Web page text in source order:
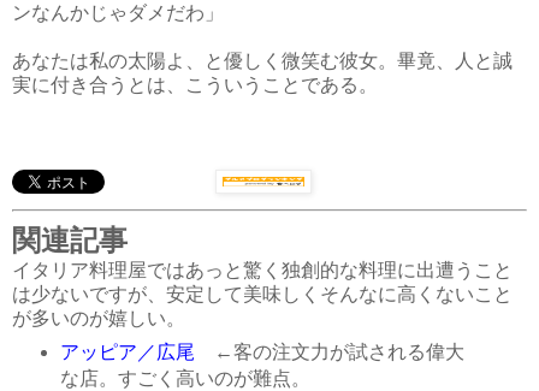
ンなんかじゃダメだわ」
あなたは私の太陽よ、と優しく微笑む彼女。畢竟、人と誠
実に付き合うとは、こういうことである。
関連記事
イタリア料理屋ではあっと驚く独創的な料理に出遭うこと
は少ないですが、安定して美味しくそんなに高くないこと
が多いのが嬉しい。
アッピア／広尾 ←客の注文力が試される偉大
な店。すごく高いのが難点。